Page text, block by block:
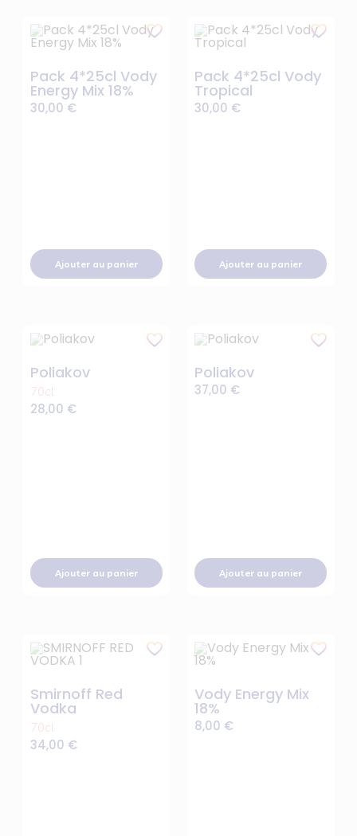
Pack 4*25cl Vody
Energy Mix 18%
30,00 €
Ajouter au panier
Pack 4*25cl Vody
Tropical
30,00 €
Ajouter au panier
Poliakov
70cl
28,00 €
Ajouter au panier
Poliakov
37,00 €
Ajouter au panier
Smirnoff Red
Vodka
70cl
34,00 €
Vody Energy Mix
18%
8,00 €